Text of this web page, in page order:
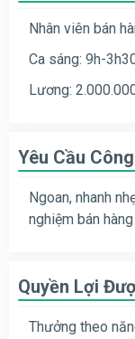
Nhân viên bán
Ca sáng: 9h-
Lương:
Yêu Cầu
Ngoan, nhanh
nghiệm bán
Quyền Lợi
Thưởng theo